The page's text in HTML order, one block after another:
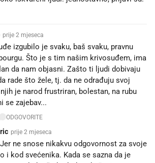
prije 2 mjeseca
izgubilo je svaku, baš svaku, pravnu
Što je s tim našim krivosuđem, ima
da nam objasni. Zašto ti ljudi dobivaju
rade što žele, tj. da ne odrađuju svoj
je narod frustriran, bolestan, na rubu
se zajebav...
ODGOVORITE
prije 2 mjeseca
ne snose nikakvu odgovornost za svoje
i kod svećenika. Kada se sazna da je